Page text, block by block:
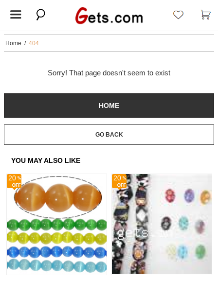
Home / 404
Sorry! That page doesn't seem to exist
HOME
GO BACK
YOU MAY ALSO LIKE
20 20